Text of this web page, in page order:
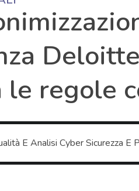
le regole
E Analisi Cyber Sicurezza E